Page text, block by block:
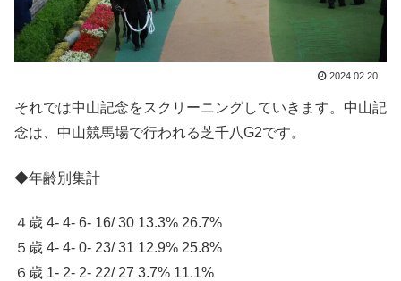
2024.02.20
それでは中山記念をスクリーニングしていきます。中山記
念は、中山競馬場で行われる芝千八G2です。
◆年齢別集計
４歳 4- 4- 6- 16/ 30 13.3% 26.7%
５歳 4- 4- 0- 23/ 31 12.9% 25.8%
６歳 1- 2- 2- 22/ 27 3.7% 11.1%